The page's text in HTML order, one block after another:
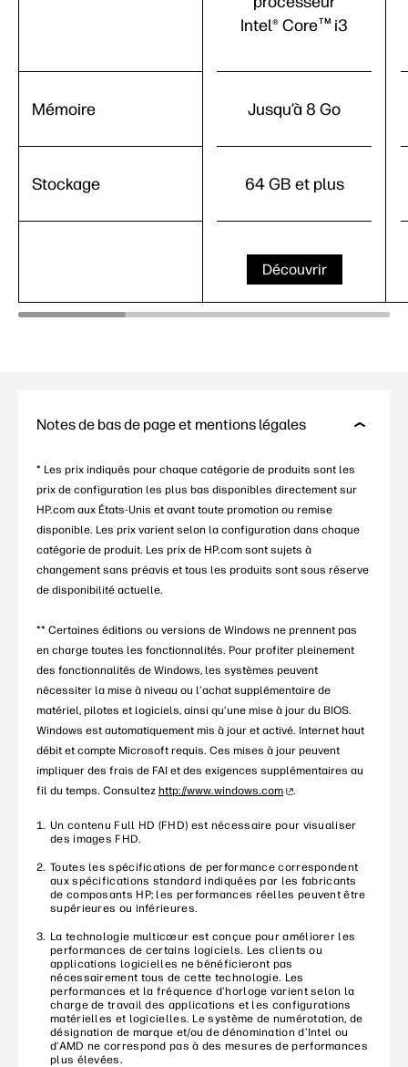
Mémoire
Stockage
Intel® CoreTM i3
Jusqu’à 8 Go
64 GB et plus
Découvrir
Notes de bas de page et mentions légales
* Les prix indiqués pour chaque catégorie de produits sont les
prix de configuration les plus bas disponibles directement sur
HP.com aux États-Unis et avant toute promotion ou remise
disponible. Les prix varient selon la configuration dans chaque
catégorie de produit. Les prix de HP.com sont sujets à
changement sans préavis et tous les produits sont sous réserve
de disponibilité actuelle.
** Certaines éditions ou versions de Windows ne prennent pas
en charge toutes les fonctionnalités. Pour profiter pleinement
des fonctionnalités de Windows, les systèmes peuvent
nécessiter la mise à niveau ou l’achat supplémentaire de
matériel, pilotes et logiciels, ainsi qu’une mise à jour du BIOS.
Windows est automatiquement mis à jour et activé. Internet haut
débit et compte Microsoft requis. Ces mises à jour peuvent
impliquer des frais de FAI et des exigences supplémentaires au
fil du temps. Consultez http://www.windows.com .
Un contenu Full HD (FHD) est nécessaire pour visualiser
des images FHD.
Toutes les spécifications de performance correspondent
aux spécifications standard indiquées par les fabricants
de composants HP; les performances réelles peuvent être
supérieures ou inférieures.
La technologie multicœur est conçue pour améliorer les
performances de certains logiciels. Les clients ou
applications logicielles ne bénéficieront pas
nécessairement tous de cette technologie. Les
performances et la fréquence d’horloge varient selon la
charge de travail des applications et les configurations
matérielles et logicielles. Le système de numérotation, de
désignation de marque et/ou de dénomination d’Intel ou
d’AMD ne correspond pas à des mesures de performances
plus élevées.